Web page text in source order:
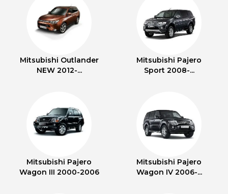
Mitsubishi Outlander
NEW 2012-...
Mitsubishi Pajero
Sport 2008-...
Mitsubishi Pajero
Wagon III 2000-2006
Mitsubishi Pajero
Wagon IV 2006-...